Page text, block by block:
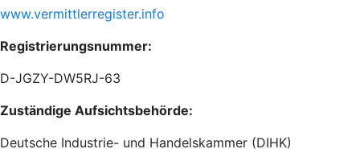
www.vermittlerregister.info
Registrierungsnummer:
D-JGZY-DW5RJ-63
Zuständige Aufsichtsbehörde:
Deutsche Industrie- und Handelskammer (DIHK)